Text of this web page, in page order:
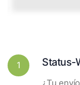
1 Status-
¿Tu